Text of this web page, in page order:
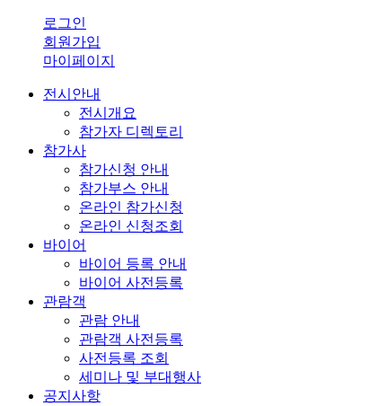
로그인
회원가입
마이페이지
전시안내
전시개요
참가자 디렉토리
참가사
참가신청 안내
참가부스 안내
온라인 참가신청
온라인 신청조회
바이어
바이어 등록 안내
바이어 사전등록
관람객
관람 안내
관람객 사전등록
사전등록 조회
세미나 및 부대행사
공지사항